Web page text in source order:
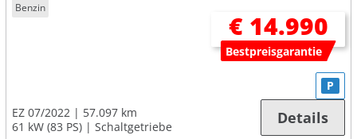
Benzin
€ 14.990
Bestpreisgarantie
EZ 07/2022
57.097 km
61 kW (83 PS)
Schaltgetriebe
P
Details